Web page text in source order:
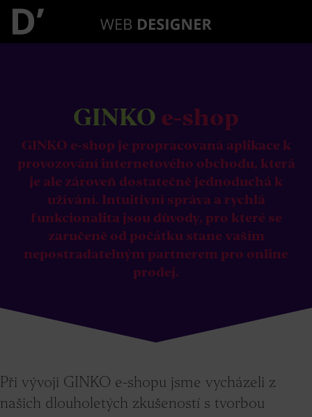
GINKO e-shop
GINKO e-shop je propracovaná aplikace k
provozování internetového obchodu, která
je ale zároveň dostatečně jednoduchá k
užívání. Intuitivní správa a rychlá
funkcionalita jsou důvody, pro které se
zaručeně od počátku stane vaším
nepostradatelným partnerem pro online
prodej.
Při vývoji GINKO e-shopu jsme vycházeli z
našich dlouholetých zkušeností s tvorbou